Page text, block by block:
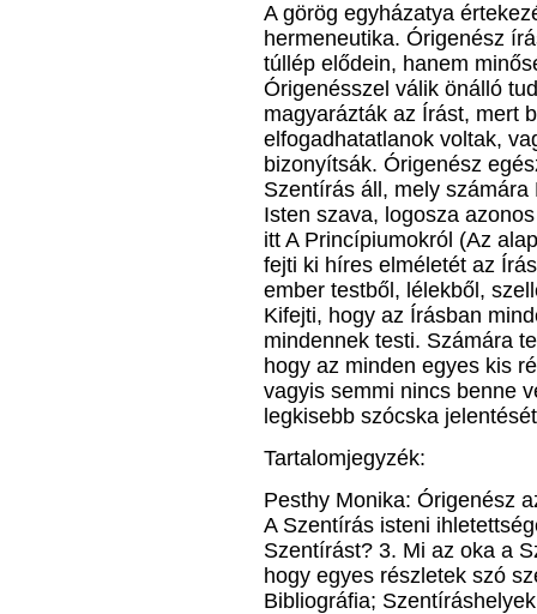
A görög egyházatya
hermeneutika. Órigenész
túllép elődein, hanem
Órigenésszel válik önálló
magyarázták az Írást, mert
elfogadhatatlanok voltak,
bizonyítsák. Órigenész
Szentírás áll, mely
Isten szava, logosza
itt A Princípiu­mokról (Az
fejti ki híres elméletét az
ember testből, lélekből,
Kifejti, hogy az Írásban
mindennek testi. Számára
hogy az minden egyes kis
vagyis semmi nincs benne
legkisebb szócska
Tartalomjegyzék:
Pesthy Monika: Órigenész
A Szentírás isteni
Szentírást? 3. Mi az oka a
hogy egyes részletek szó
Bibliográfia;